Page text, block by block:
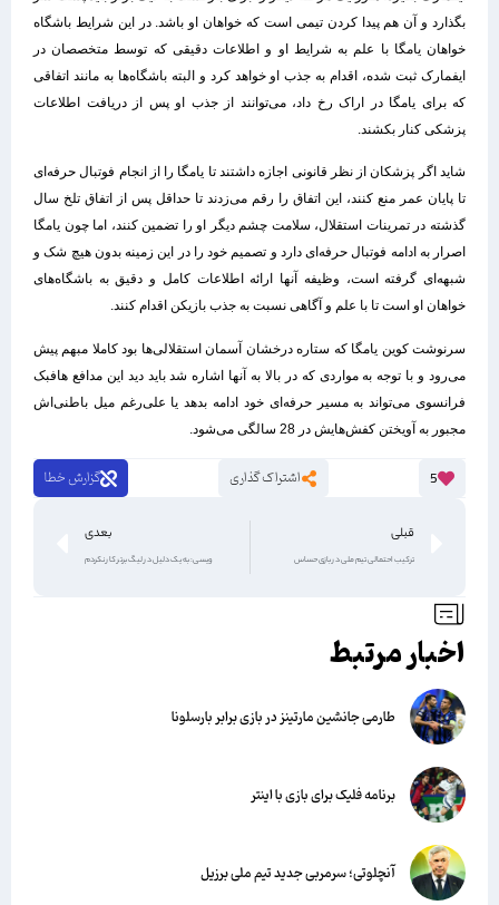
بگذارد و آن هم پیدا کردن تیمی است که خواهان او باشد. در این شرایط باشگاه
خواهان یامگا با علم به شرایط او و اطلاعات دقیقی که توسط متخصصان در
ایفمارک ثبت شده، اقدام به جذب او خواهد کرد و البته باشگاه‌ها به مانند اتفاقی
که برای یامگا در اراک رخ داد، می‌توانند از جذب او پس از دریافت اطلاعات
پزشکی کنار بکشند.
شاید اگر پزشکان از نظر قانونی اجازه داشتند تا یامگا را از انجام فوتبال حرفه‌ای
تا پایان عمر منع کنند، این اتفاق را رقم می‌زدند تا حداقل پس از اتفاق تلخ سال
گذشته در تمرینات استقلال، سلامت چشم دیگر او را تضمین کنند، اما چون یامگا
اصرار به ادامه فوتبال حرفه‌ای دارد و تصمیم خود را در این زمینه بدون هیچ شک و
شبهه‌ای گرفته است، وظیفه آنها ارائه اطلاعات کامل و دقیق به باشگاه‌های
خواهان او است تا با علم و آگاهی نسبت به جذب بازیکن اقدام کنند.
سرنوشت کوین یامگا که ستاره درخشان آسمان استقلالی‌ها بود کاملا مبهم پیش
می‌رود و با توجه به مواردی که در بالا به آنها اشاره شد باید دید این مدافع هافبک
فرانسوی می‌تواند به مسیر حرفه‌ای خود ادامه بدهد یا علی‌رغم میل باطنی‌اش
مجبور به آویختن کفش‌هایش در 28 سالگی می‌شود.
5 اشتراک گذاری گزارش خطا
قبلی
ترکیب احتمالی تیم ملی در بازی حساس
بعدی
ویسی: به یک دلیل در لیگ برتر کار نکردم
اخبار مرتبط
طارمی جانشین مارتینز در بازی برابر بارسلونا
برنامه فلیک برای بازی با اینتر
آنچلوتی؛ سرمربی جدید تیم ملی برزیل